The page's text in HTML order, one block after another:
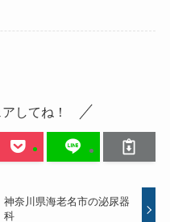
してね！
神奈川県海老名市の泌尿器
科